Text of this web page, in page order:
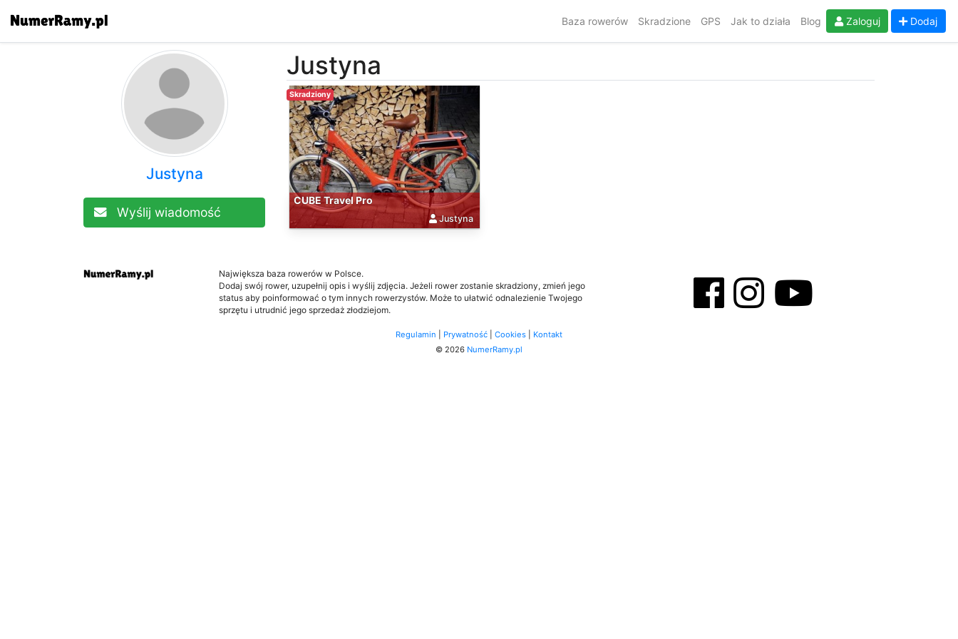
Baza rowerów Skradzione GPS Jak to działa Blog Zaloguj Dodaj
Justyna
Wyślij wiadomość
Justyna
Skradziony
CUBE Travel Pro
Justyna
Największa baza rowerów w Polsce.
Dodaj swój rower, uzupełnij opis i wyślij zdjęcia. Jeżeli rower zostanie skradziony, zmień jego
status aby poinformować o tym innych rowerzystów. Może to ułatwić odnalezienie Twojego
sprzętu i utrudnić jego sprzedaż złodziejom.
Regulamin Prywatność Cookies
Kontakt
© 2026 NumerRamy.pl